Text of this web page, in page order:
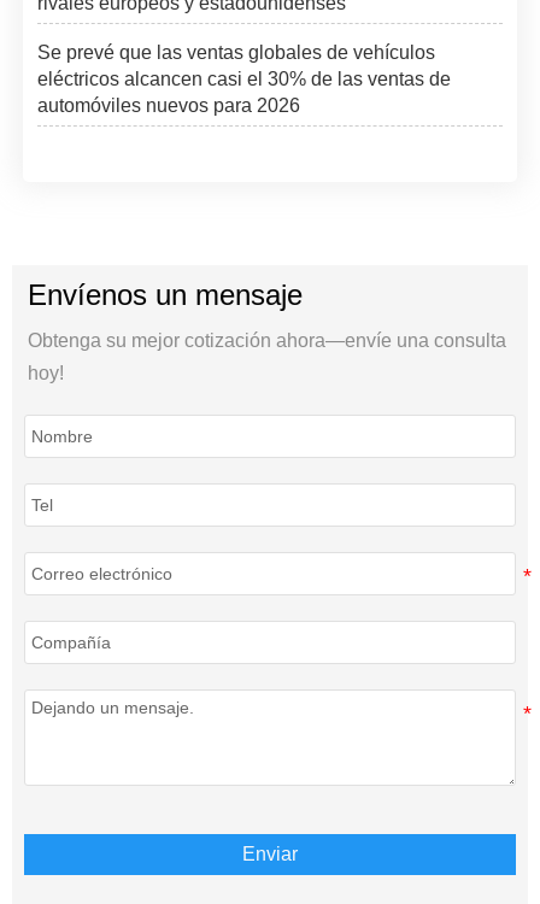
Se prevé que las ventas globales de vehículos
eléctricos alcancen casi el 30% de las ventas de
automóviles nuevos para 2026
Envíenos un mensaje
Obtenga su mejor cotización ahora—envíe una consulta
hoy!
Enviar